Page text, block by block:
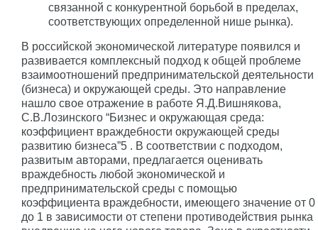
связанной с конкурентной борьбой в пределах,
соответствующих определенной нише рынка).
В российской экономической литературе появился и
развивается комплексный подход к общей проблеме
взаимоотношений предпринимательской деятельности
(бизнеса) и окружающей среды. Это направление
нашло свое отражение в работе Я.Д.Вишнякова,
С.В.Лозинского “Бизнес и окружающая среда:
коэффициент враждебности окружающей среды
развитию бизнеса”5 . В соответствии с подходом,
развитым авторами, предлагается оценивать
враждебность любой экономической и
предпринимательской среды с помощью
коэффициента враждебности, имеющего значение от 0
до 1 в зависимости от степени противодействия рынка